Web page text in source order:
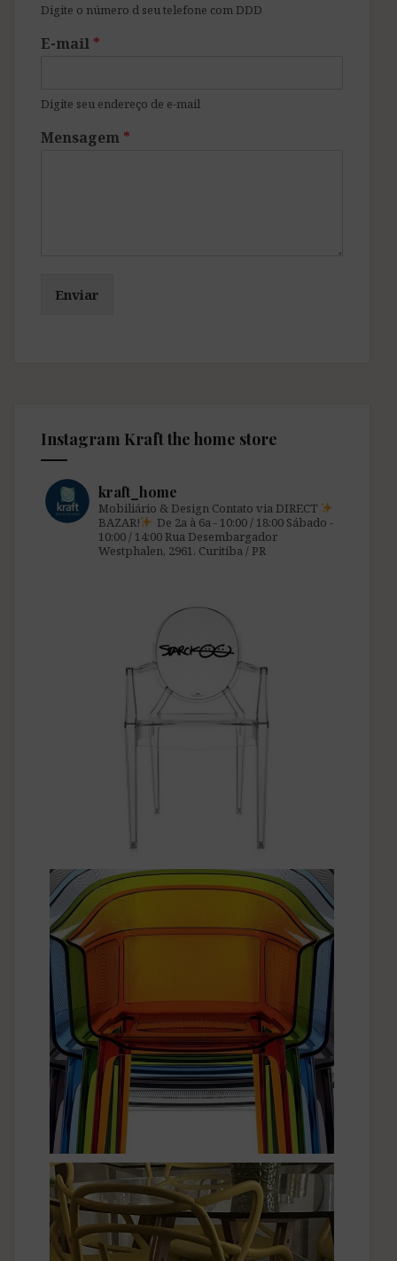
Digite o número d seu telefone com DDD
E-mail *
Digite seu endereço de e-mail
Mensagem *
Enviar
Instagram Kraft the home store
kraft_home
Mobiliário & Design Contato via DIRECT
BAZAR!
De 2a à 6a - 10:00 / 18:00 Sábado -
10:00 / 14:00 Rua Desembargador
Westphalen, 2961. Curitiba / PR